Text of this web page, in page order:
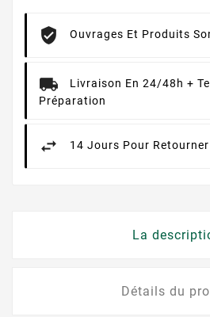
Ouvrages Et Produits
Livraison En 24/48h +
Préparation
14 Jours Pour
La
Détails du